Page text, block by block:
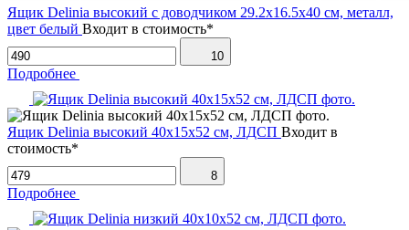
Ящик Delinia высокий с доводчиком 29.2х16.5х40 см, металл,
цвет белый Входит в стоимость*
10
Подробнее
Ящик Delinia высокий 40х15х52 см, ЛДСП Входит в
стоимость*
8
Подробнее